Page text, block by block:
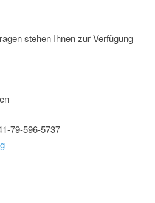
stehen Ihnen zur Verfügung
79-596-5737